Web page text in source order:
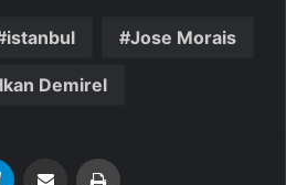
istanbul Jose Morais
Demirel
Email'den paylaş